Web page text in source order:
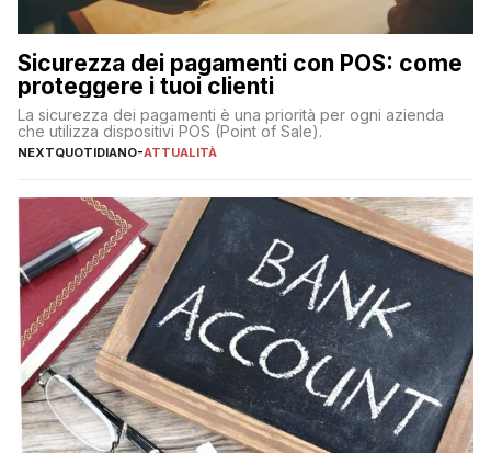
Sicurezza dei pagamenti con POS: come
proteggere i tuoi clienti
La sicurezza dei pagamenti è una priorità per ogni azienda
che utilizza dispositivi POS (Point of Sale).
NEXTQUOTIDIANO-ATTUALITÀ